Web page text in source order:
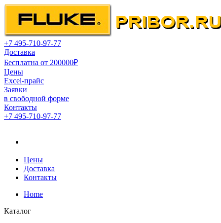
+7 495-710-97-77
Доставка
Бесплатна от 200000₽
Цены
Excel-прайс
Заявки
в свободной форме
Контакты
+7 495-710-97-77
Цены
Доставка
Контакты
Home
Каталог